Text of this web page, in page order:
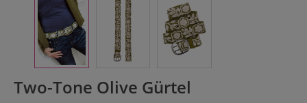
Two-Tone Olive Gürtel